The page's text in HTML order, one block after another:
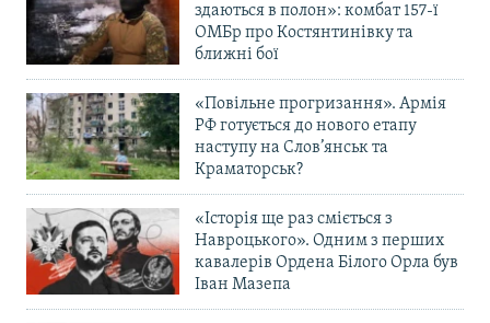
здаються в полон»: комбат 157-ї
ОМБр про Костянтинівку та
ближні бої
«Повільне прогризання». Армія
РФ готується до нового етапу
наступу на Слов’янськ та
Краматорськ?
«Історія ще раз сміється з
Навроцького». Одним з перших
кавалерів Ордена Білого Орла був
Іван Мазепа